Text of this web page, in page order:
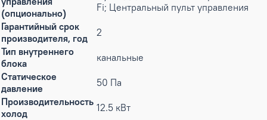
(опционально)
Fi; Центральный пульт управления
Гарантийный срок
производителя, год
2
Тип внутреннего
блока
канальные
Статическое
давление
50 Па
Производительность
холод
12.5 кВт